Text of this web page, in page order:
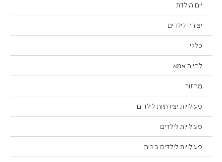
יום הולדת
יצירה לילדים
כללי
להיות אמא
מחזור
פעילויות יצירתיות לילדים
פעילויות לילדים
פעילויות לילדים בבית